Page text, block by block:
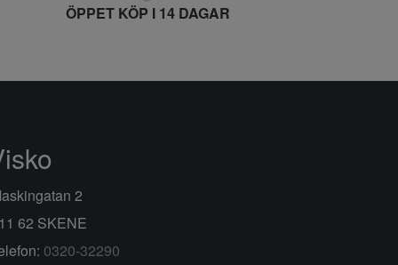
ÖPPET KÖP I 14 DAGAR
2
62 SKENE
0320-32290